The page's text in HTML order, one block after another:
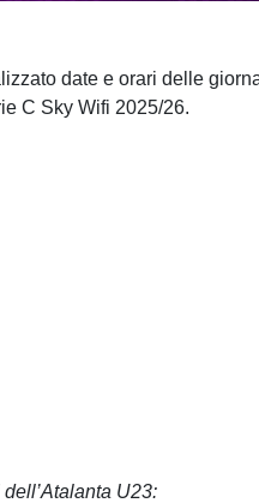
date e orari delle
C Sky Wifi 2025/26.
U23: